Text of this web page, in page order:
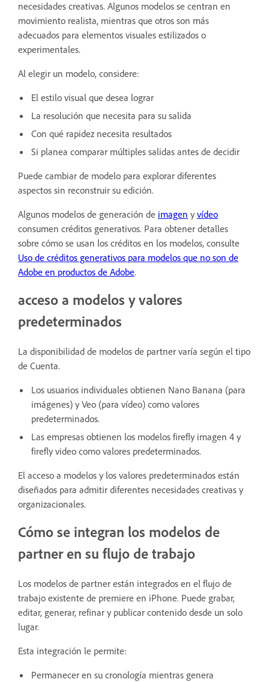
necesidades creativas. Algunos modelos se centran en
movimiento realista, mientras que otros son más
adecuados para elementos visuales estilizados o
experimentales.
Al elegir un modelo, considere:
El estilo visual que desea lograr
La resolución que necesita para su salida
Con qué rapidez necesita resultados
Si planea comparar múltiples salidas antes de decidir
Puede cambiar de modelo para explorar diferentes
aspectos sin reconstruir su edición.
Algunos modelos de generación de imagen y vídeo
consumen créditos generativos. Para obtener detalles
sobre cómo se usan los créditos en los modelos, consulte
Uso de créditos generativos para modelos que no son de
Adobe en productos de Adobe.
acceso a modelos y valores
predeterminados
La disponibilidad de modelos de partner varía según el tipo
de Cuenta.
Los usuarios individuales obtienen Nano Banana (para
imágenes) y Veo (para vídeo) como valores
predeterminados.
Las empresas obtienen los modelos firefly imagen 4 y
firefly video como valores predeterminados.
El acceso a modelos y los valores predeterminados están
diseñados para admitir diferentes necesidades creativas y
organizacionales.
Cómo se integran los modelos de
partner en su flujo de trabajo
Los modelos de partner están integrados en el flujo de
trabajo existente de premiere en iPhone. Puede grabar,
editar, generar, refinar y publicar contenido desde un solo
lugar.
Esta integración le permite:
Permanecer en su cronología mientras genera